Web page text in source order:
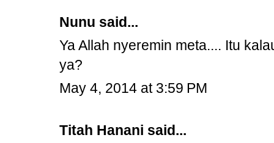
Nunu said...
Ya Allah nyeremin meta.... Itu
ya?
May 4, 2014 at 3:59 PM
Titah Hanani said...